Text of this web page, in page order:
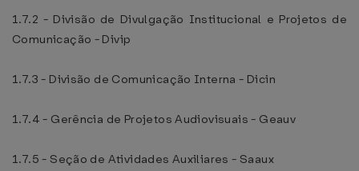
1.7.2 - Divisão de Divulgação Institucional e Projetos de
Comunicação - Divip
1.7.3 - Divisão de Comunicação Interna - Dicin
1.7.4 - Gerência de Projetos Audiovisuais - Geauv
1.7.5 - Seção de Atividades Auxiliares - Saaux